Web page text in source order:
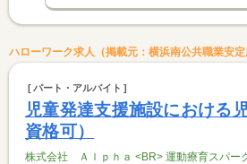
ハローワーク求人（掲載元：横浜南公共職業安定
パート・アルバイト
児童発達支援施設における
資格可）
株式会社 Ａｌｐｈａ <BR> 運動療育スパー